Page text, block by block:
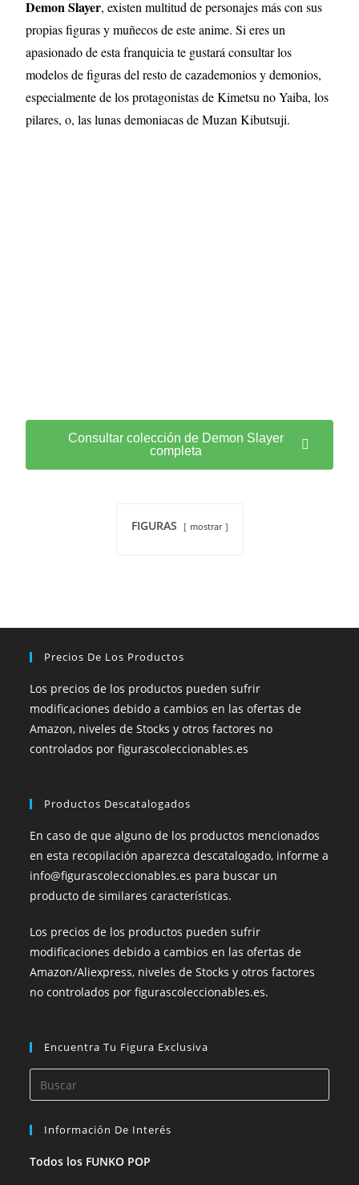
Demon Slayer, existen multitud de personajes más con sus
propias figuras y muñecos de este anime. Si eres un
apasionado de esta franquicia te gustará consultar los
modelos de figuras del resto de cazademonios y demonios,
especialmente de los protagonistas de Kimetsu no Yaiba, los
pilares, o, las lunas demoniacas de Muzan Kibutsuji.
Consultar colección de Demon Slayer
completa
FIGURAS mostrar
Precios De Los Productos
Los precios de los productos pueden sufrir
modificaciones debido a cambios en las ofertas de
Amazon, niveles de Stocks y otros factores no
controlados por figurascoleccionables.es
Productos Descatalogados
En caso de que alguno de los productos mencionados
en esta recopilación aparezca descatalogado, informe a
info@figurascoleccionables.es para buscar un
producto de similares características.
Los precios de los productos pueden sufrir
modificaciones debido a cambios en las ofertas de
Amazon/Aliexpress, niveles de Stocks y otros factores
no controlados por figurascoleccionables.es.
Encuentra Tu Figura Exclusiva
Información De Interés
Todos los FUNKO POP